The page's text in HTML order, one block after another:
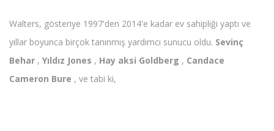
Walters, gösteriye 1997'den 2014'e kadar ev sahipliği yaptı ve
yıllar boyunca birçok tanınmış yardımcı sunucu oldu. Sevinç
Behar , Yıldız Jones , Hay aksi Goldberg , Candace
Cameron Bure , ve tabi ki,